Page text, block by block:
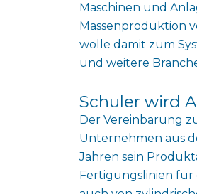
Maschinen und
Massenproduktion
wolle damit zum
und weitere
Schuler wird
Der Vereinbarung
Unternehmen aus
Jahren sein
Fertigungslinien für